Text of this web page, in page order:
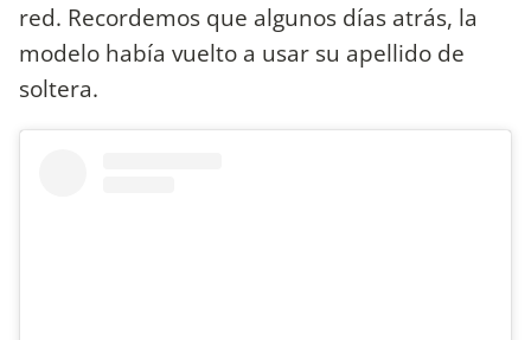
red. Recordemos que algunos días atrás, la
modelo había vuelto a usar su apellido de
soltera.